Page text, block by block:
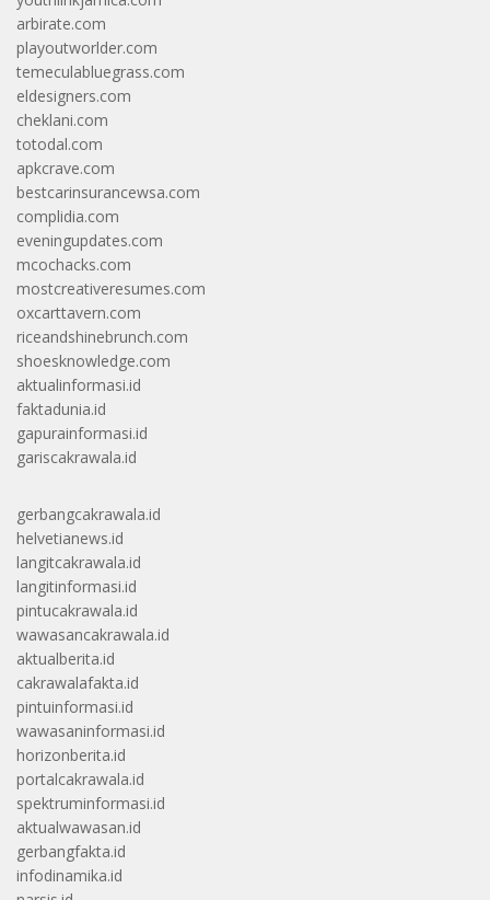
arbirate.com
playoutworlder.com
temeculabluegrass.com
eldesigners.com
cheklani.com
totodal.com
apkcrave.com
bestcarinsurancewsa.com
complidia.com
eveningupdates.com
mcochacks.com
mostcreativeresumes.com
oxcarttavern.com
riceandshinebrunch.com
shoesknowledge.com
aktualinformasi.id
faktadunia.id
gapurainformasi.id
gariscakrawala.id
gerbangcakrawala.id
helvetianews.id
langitcakrawala.id
langitinformasi.id
pintucakrawala.id
wawasancakrawala.id
aktualberita.id
cakrawalafakta.id
pintuinformasi.id
wawasaninformasi.id
horizonberita.id
portalcakrawala.id
spektruminformasi.id
aktualwawasan.id
gerbangfakta.id
infodinamika.id